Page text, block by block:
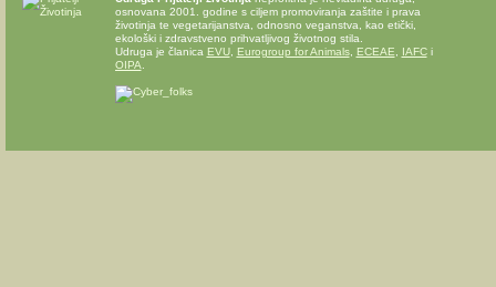
osnovana 2001. godine s ciljem promoviranja zaštite i prava
životinja te vegetarijanstva, odnosno veganstva, kao etički,
ekološki i zdravstveno prihvatljivog životnog stila.
Udruga je članica EVU, Eurogroup for Animals, ECEAE IAFCi
OIPA